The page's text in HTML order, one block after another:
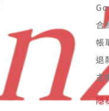
合
帳
退
主
隱